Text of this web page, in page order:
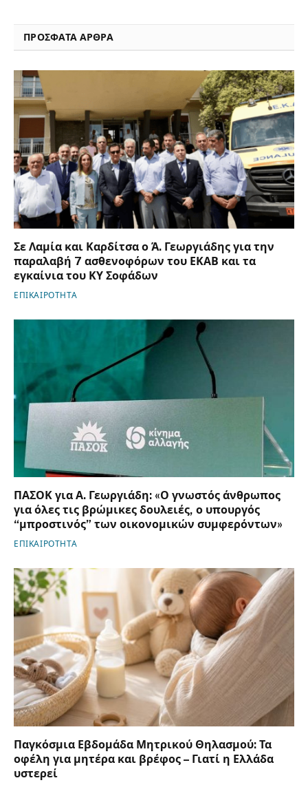
ΠΡΟΣΦΑΤΑ ΑΡΘΡΑ
Σε Λαμία και Καρδίτσα ο Ά. Γεωργιάδης για την
παραλαβή 7 ασθενοφόρων του ΕΚΑΒ και τα
εγκαίνια του ΚΥ Σοφάδων
ΕΠΙΚΑΙΡΟΤΗΤΑ
ΠΑΣΟΚ για Α. Γεωργιάδη: «Ο γνωστός άνθρωπος
για όλες τις βρώμικες δουλειές, ο υπουργός
“μπροστινός” των οικονομικών συμφερόντων»
ΕΠΙΚΑΙΡΟΤΗΤΑ
Παγκόσμια Εβδομάδα Μητρικού Θηλασμού: Τα
οφέλη για μητέρα και βρέφος – Γιατί η Ελλάδα
υστερεί